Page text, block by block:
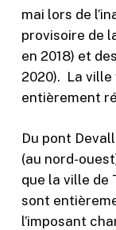
mai lors de
provisoire de
en 2018) et
2020). La
entièrement
Du pont
(au nord-
que la ville de
sont
l’imposant